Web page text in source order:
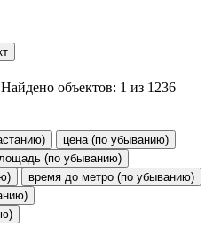
Найдено объектов: 1 из 1236
цена (по убыванию)
(по убыванию)
время до метро (по убыванию)